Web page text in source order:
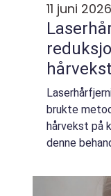
11 juni 2026
hårvekst
brukte
hårvekst på
denne
og